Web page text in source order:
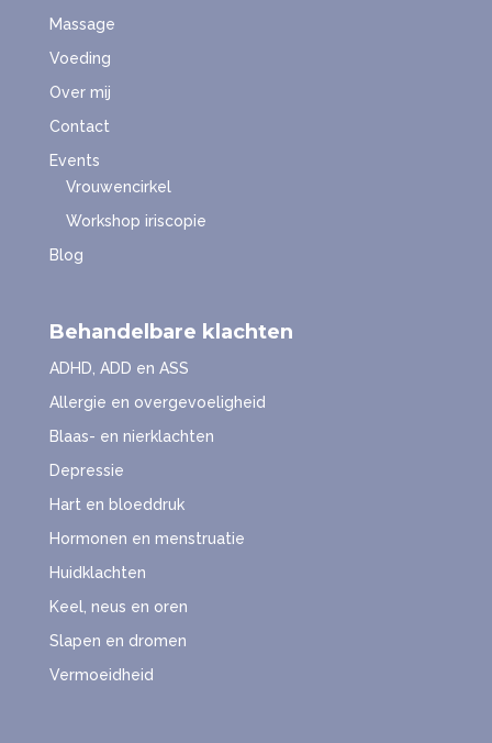
Massage
Voeding
Over mij
Contact
Events
Vrouwencirkel
Workshop iriscopie
Blog
Behandelbare klachten
ADHD, ADD en ASS
Allergie en overgevoeligheid
Blaas- en nierklachten
Depressie
Hart en bloeddruk
Hormonen en menstruatie
Huidklachten
Keel, neus en oren
Slapen en dromen
Vermoeidheid